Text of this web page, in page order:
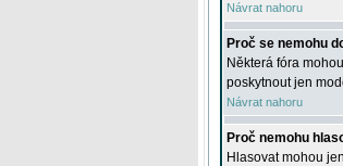
Návrat nahoru
Proč se nemohu
Některá fóra
poskytnout jen
Návrat nahoru
Proč nemohu
Hlasovat mohou